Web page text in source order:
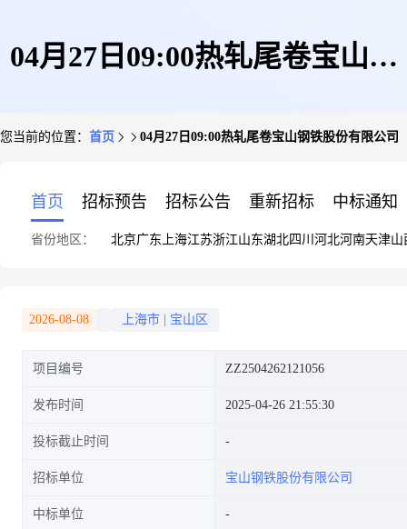
04月27日09:00热轧尾卷宝山钢
您当前的位置： 首页 04月27日09:00热轧尾卷宝山钢铁股份有限公司
首页 招标预告 招标公告 重新招标 中标通知
省份地区： 北京广东 上海江苏浙江山东湖北四川 河北河南天津山
2026-08-08 上海市 宝山区
项目编号 ZZ2504262121056
发布时间 2025-04-26 21:55:30
投标截止时间
招标单位 宝山钢铁股份有限公司
中标单位